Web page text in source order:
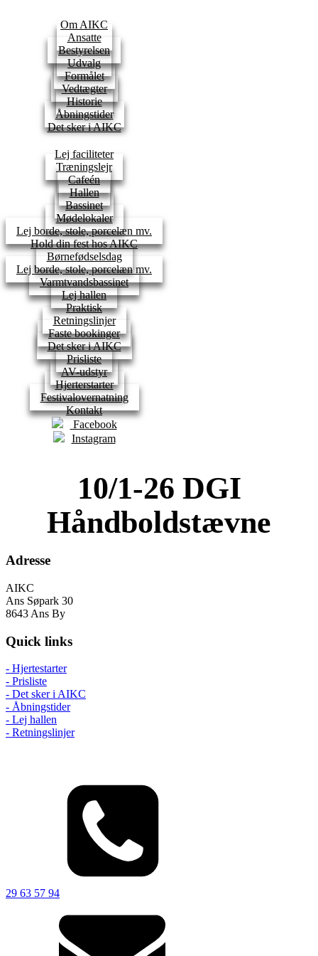
Om AIKC
Ansatte
Bestyrelsen
Udvalg
Formålet
Vedtægter
Historie
Åbningstider
Det sker i AIKC
Lej faciliteter
Træningslejr
Cafeén
Hallen
Bassinet
Mødelokaler
Lej borde, stole, porcelæn mv.
Hold din fest hos AIKC
Børnefødselsdag
Lej borde, stole, porcelæn mv.
Varmtvandsbassinet
Lej hallen
Praktisk
Retningslinjer
Faste bookinger
Det sker i AIKC
Prisliste
AV-udstyr
Hjerterstarter
Festivalovernatning
Kontakt
Facebook
Instagram
10/1-26 DGI
Håndboldstævne
Adresse
AIKC
Ans Søpark 30
8643 Ans By
Quick links
- Hjertestarter
- Prisliste
- Det sker i AIKC
- Åbningstider
- Lej hallen
- Retningslinjer
29 63 57 94